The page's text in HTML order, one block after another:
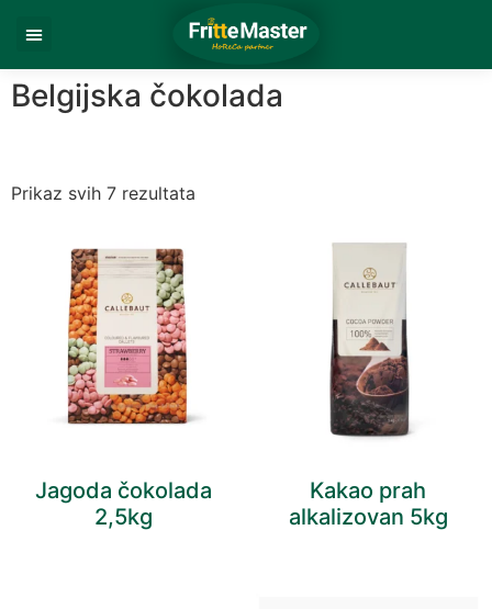
Belgijska čokolada
Prikaz svih 7 rezultata
Jagoda čokolada
2,5kg
Kakao prah
alkalizovan 5kg